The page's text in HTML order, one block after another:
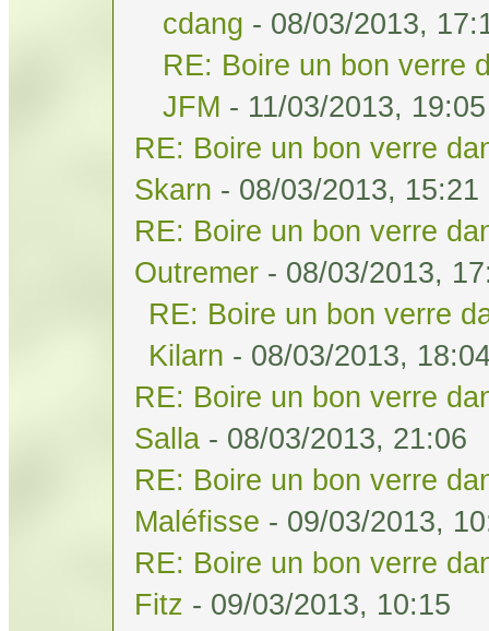
cdang - 08/03/2013,
RE: Boire un bon verre
JFM - 11/03/2013, 19:05
RE: Boire un bon verre
Skarn - 08/03/2013, 15:21
RE: Boire un bon verre
Outremer - 08/03/2013,
RE: Boire un bon verre
Kilarn - 08/03/2013,
RE: Boire un bon verre
Salla - 08/03/2013, 21:06
RE: Boire un bon verre
Maléfisse - 09/03/2013,
RE: Boire un bon verre
Fitz - 09/03/2013, 10:15